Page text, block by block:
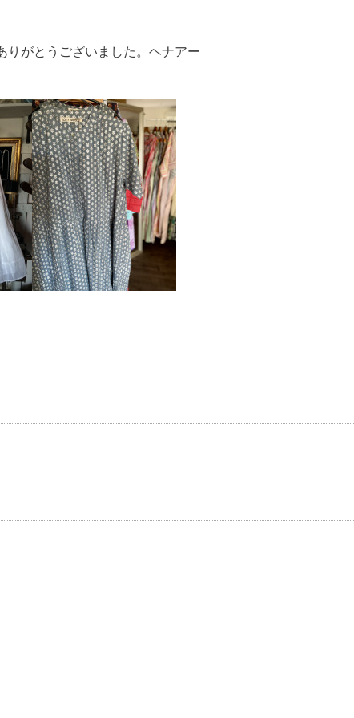
りがとうございました。ヘナアー